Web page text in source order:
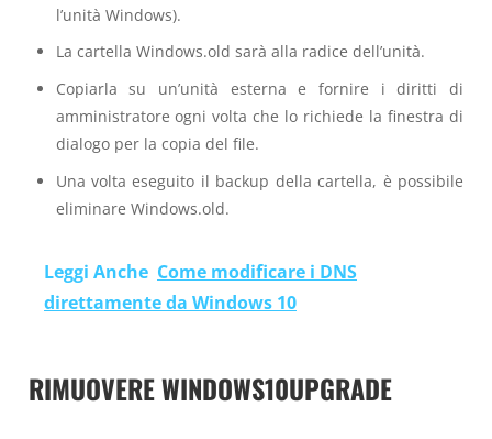
l’unità Windows).
La cartella Windows.old sarà alla radice dell’unità.
Copiarla su un’unità esterna e fornire i diritti di
amministratore ogni volta che lo richiede la finestra di
dialogo per la copia del file.
Una volta eseguito il backup della cartella, è possibile
eliminare Windows.old.
Leggi Anche Come modificare i DNS
direttamente da Windows 10
RIMUOVERE WINDOWS10UPGRADE